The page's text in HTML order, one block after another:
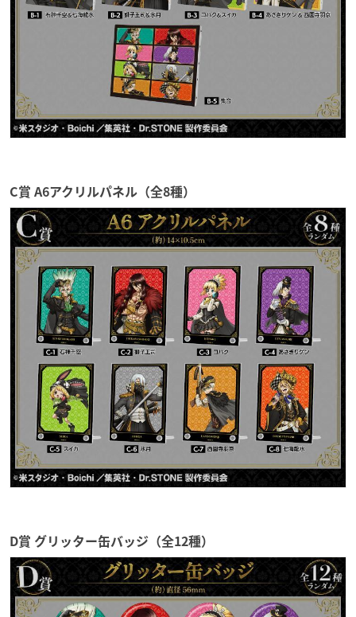
C賞 A6アクリルパネル（全8種）
D賞 グリッター缶バッジ（全12種）